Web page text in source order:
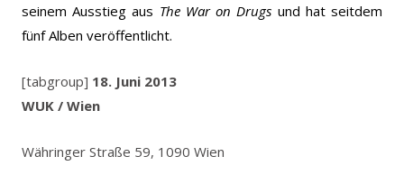
seinem Ausstieg aus The War on Drugs und hat seitdem
fünf Alben veröffentlicht.
[tabgroup] 18. Juni 2013
WUK / Wien
Währinger Straße 59, 1090 Wien